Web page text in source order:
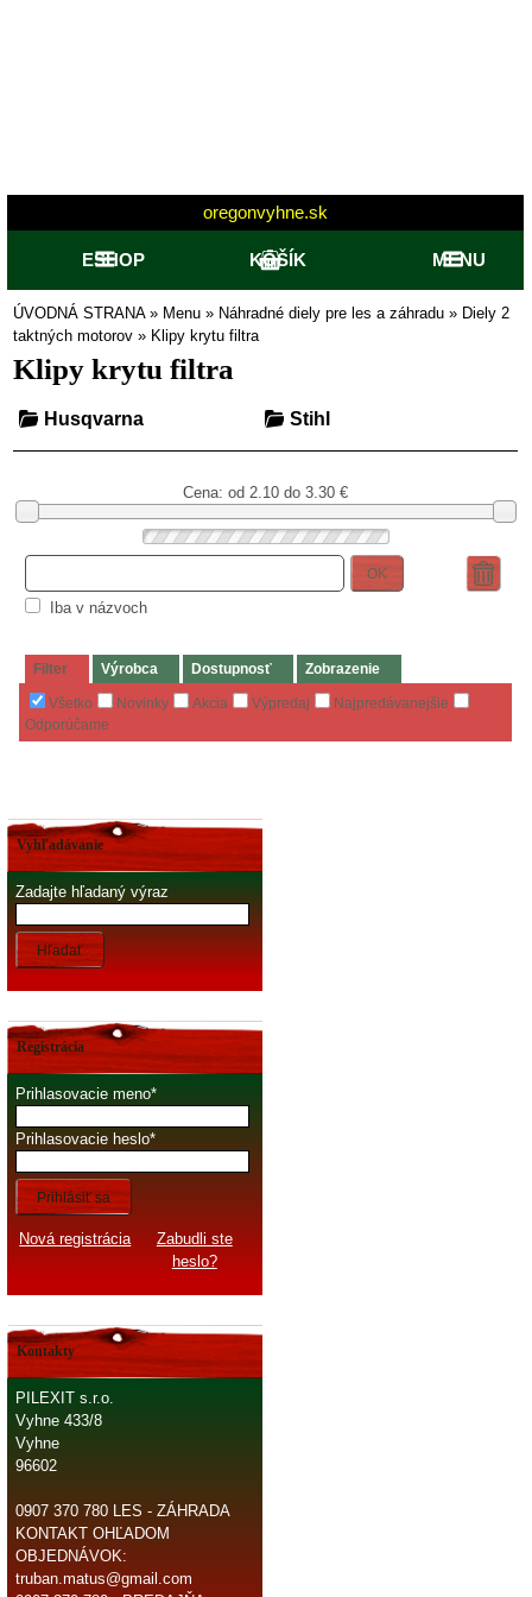
oregonvyhne.sk
ESHOP KOŠÍK MENU
ÚVODNÁ STRANA» Menu » Náhradné diely pre les a záhradu » Diely 2
taktných motorov » Klipy krytu filtra
Klipy krytu filtra
Husqvarna Stihl
Cena: od 2.10 do 3.30€
OK
Iba v názvoch
Filter Výrobca Dostupnosť Zobrazenie
Všetko Novinky Akcia Výpredaj
Najpredávanejšie
Odporúčame
Vyhľadávanie
Zadajte hľadaný výraz
Hľadať
Registrácia
Prihlasovacie meno
Prihlasovacie heslo
Prihlásiť sa
Nová registrácia
Zabudli ste
heslo?
Kontakty
PILEXIT s.r.o.
Vyhne 433/8
Vyhne
96602
0907 370 780 LES - ZÁHRADA
KONTAKT OHĽADOM
OBJEDNÁVOK:
truban.matus@gmail.com